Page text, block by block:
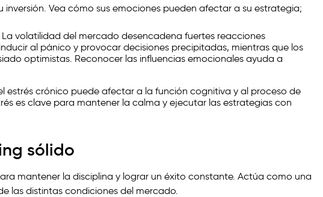
Vea cómo sus emociones pueden afectar a su estrategia;
volatilidad del mercado desencadena fuertes reacciones
al pánico y provocar decisiones precipitadas, mientras que los
optimistas. Reconocer las influencias emocionales ayuda a
estrés crónico puede afectar a la función cognitiva y al proceso de
es clave para mantener la calma y ejecutar las estrategias con
sólido
mantener la disciplina y lograr un éxito constante. Actúa como una
las distintas condiciones del mercado.